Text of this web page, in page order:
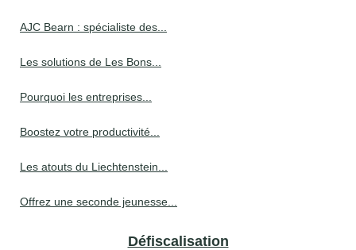
AJC Bearn : spécialiste des...
Les solutions de Les Bons...
Pourquoi les entreprises...
Boostez votre productivité...
Les atouts du Liechtenstein...
Offrez une seconde jeunesse...
Défiscalisation